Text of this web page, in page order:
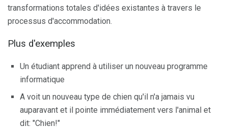
transformations totales d'idées existantes à travers le
processus d'accommodation.
Plus d'exemples
Un étudiant apprend à utiliser un nouveau programme
informatique
A voit un nouveau type de chien qu'il n'a jamais vu
auparavant et il pointe immédiatement vers l'animal et
dit: "Chien!"